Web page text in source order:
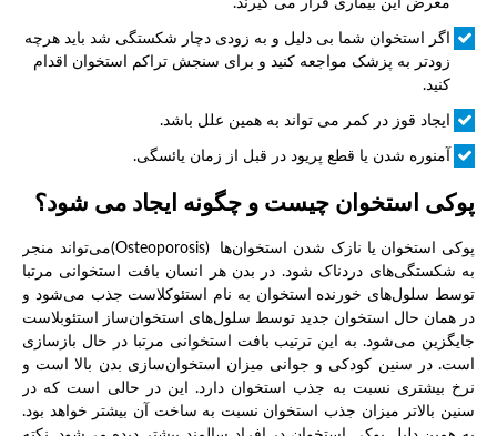
معرض این بیماری قرار می گیرند.
اگر استخوان شما بی دلیل و به زودی دچار شکستگی شد باید هرچه
زودتر به پزشک مواجعه کنید و برای سنجش تراکم استخوان اقدام
کنید.
ایجاد قوز در کمر می تواند به همین علل باشد.
آمنوره شدن یا قطع پریود در قبل از زمان یائسگی.
پوکی استخوان چیست و چگونه ایجاد می شود؟
پوکی استخوان یا نازک شدن استخوان‌ها (Osteoporosis)می‌تواند منجر
به شکستگی‌های دردناک شود. در بدن هر انسان بافت استخوانی مرتبا
توسط سلول‌های خورنده استخوان به نام استئوکلاست جذب می‌شود و
در همان حال استخوان جدید توسط سلول‌های استخوان‌ساز استئوبلاست
جایگزین می‌شود. به این ترتیب بافت استخوانی مرتبا در حال بازسازی
است. در سنین کودکی و جوانی میزان استخوان‌سازی بدن بالا است و
نرخ بیشتری نسبت به جذب استخوان دارد. این در حالی است که در
سنین بالاتر میزان جذب استخوان نسبت به ساخت آن بیشتر خواهد بود.